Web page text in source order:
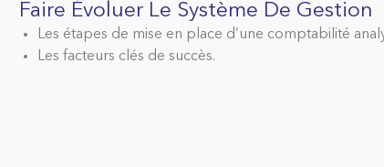
Faire Évoluer Le Système De Gestion
Les étapes de mise en place d’une comptabilité
Les facteurs clés de succès.